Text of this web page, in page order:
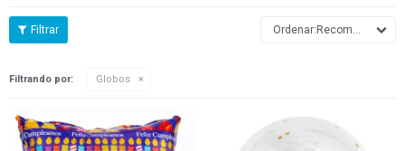
Recomendados
Filtrando por: Globos